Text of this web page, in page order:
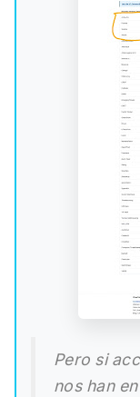
Pero si
nos han